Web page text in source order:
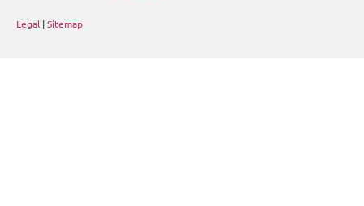
Legal |Sitemap